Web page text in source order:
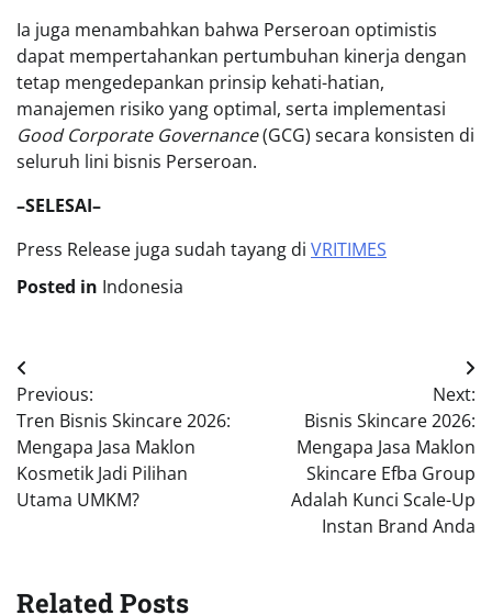
Ia juga menambahkan bahwa Perseroan optimistis
dapat mempertahankan pertumbuhan kinerja dengan
tetap mengedepankan prinsip kehati-hatian,
manajemen risiko yang optimal, serta implementasi
Good Corporate Governance(GCG) secara konsisten di
seluruh lini bisnis Perseroan.
–SELESAI–
Press Release juga sudah tayang di VRITIMES
Posted in Indonesia
Post
navigation
Previous:
Tren Bisnis Skincare 2026:
Mengapa Jasa Maklon
Kosmetik Jadi Pilihan
Utama UMKM?
Next:
Bisnis Skincare 2026:
Mengapa Jasa Maklon
Skincare Efba Group
Adalah Kunci Scale-Up
Instan Brand Anda
Related Posts